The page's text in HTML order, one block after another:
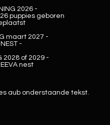
2026 -
26 puppies geboren
maart 2027 -
-
2028 of 2029 -
nest
aub onderstaande tekst.